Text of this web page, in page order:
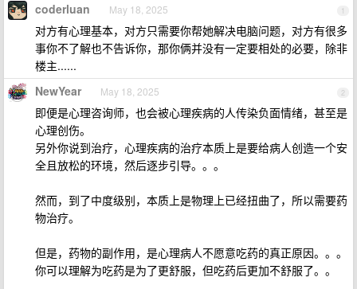
1
coderluan May 18, 2025
对方有心理基本，对方只需要你帮她解决电脑问题，对方有很多
事你不了解也不告诉你，那你俩并没有一定要相处的必要，除非
楼主......
2
NewYear May 18, 2025
即便是心理咨询师，也会被心理疾病的人传染负面情绪，甚至是
心理创伤。
另外你说到治疗，心理疾病的治疗本质上是要给病人创造一个安
全且放松的环境，然后逐步引导。。。
然而，到了中度级别，本质上是物理上已经扭曲了，所以需要药
物治疗。
但是，药物的副作用，是心理病人不愿意吃药的真正原因。。。
你可以理解为吃药是为了更舒服，但吃药后更加不舒服了。。